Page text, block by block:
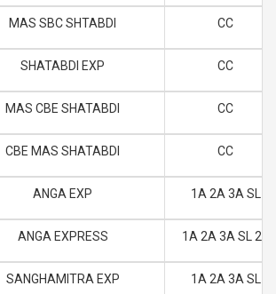
MAS SBC SHTABDI CC
SHATABDI EXP CC
MAS CBE SHATABDI CC
CBE MAS SHATABDI CC
ANGA EXP 1A 2A 3A SL
ANGA EXPRESS 1A 2A 3A SL 2S
SANGHAMITRA EXP 1A 2A 3A SL